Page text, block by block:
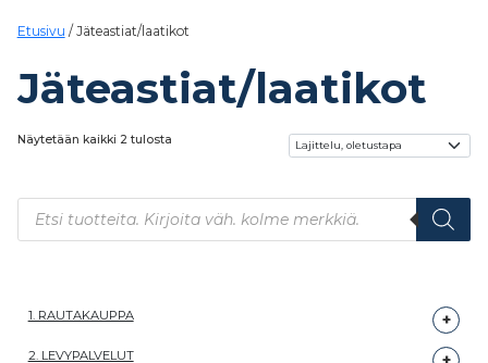
Etusivu / Jäteastiat/laatikot
Jäteastiat/laatikot
Näytetään kaikki 2 tulosta
Products search
1. RAUTAKAUPPA
2. LEVYPALVELUT